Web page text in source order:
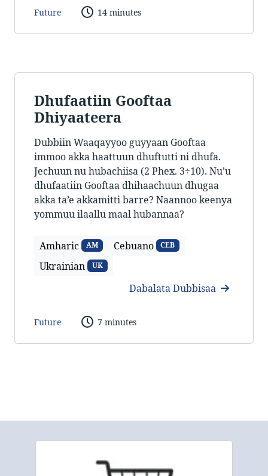
Future 14 minutes
Dhufaatiin Gooftaa
Dhiyaateera
Dubbiin Waaqayyoo guyyaan Gooftaa
immoo akka haattuun dhuftutti ni dhufa.
Jechuun nu hubachiisa (2 Phex. 3÷10). Nu’u
dhufaatiin Gooftaa dhihaachuun dhugaa
akka ta’e akkamitti barre? Naannoo keenya
yommuu ilaallu maal hubannaa?
Amharic AM Cebuano CEB
Ukrainian UK
Dabalata Dubbisaa
Future 7 minutes